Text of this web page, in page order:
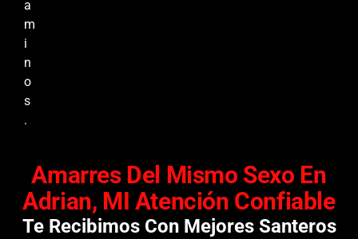
a
m
i
n
o
s
.
Amarres Del Mismo Sexo En
Adrian, MI Atención Confiable
Te Recibimos Con Mejores Santeros